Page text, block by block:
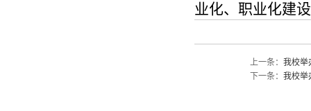
业化、职业化建
上一条： 我校举
下一条： 我校举